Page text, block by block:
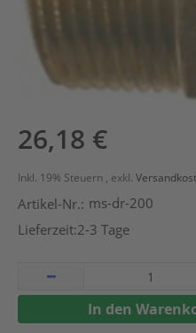
Anfang
Bildergalerie
springen
26,18 €
Inkl. 19% Steuern , exkl.
Artikel-Nr.: ms-dr-200
Lieferzeit:2-3 Tage
In den